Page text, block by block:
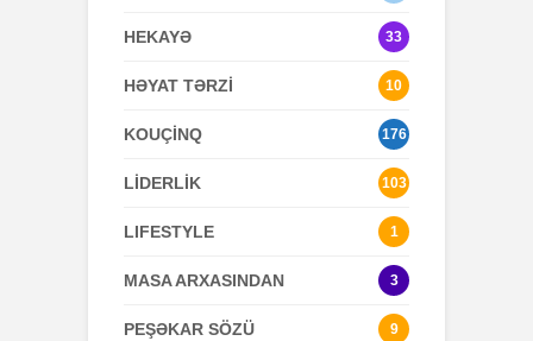
HEKAYƏ 33
HƏYAT TƏRZİ 10
KOUÇİNQ 176
LİDERLİK 103
LIFESTYLE 1
MASA ARXASINDAN 3
PEŞƏKAR SÖZÜ 9